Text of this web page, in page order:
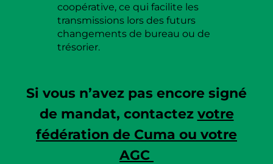
coopérative, ce qui facilite les
transmissions lors des futurs
changements de bureau ou de
trésorier.
Si vous n’avez pas encore signé
de mandat, contactez votre
fédération de Cuma ou votre
AGC